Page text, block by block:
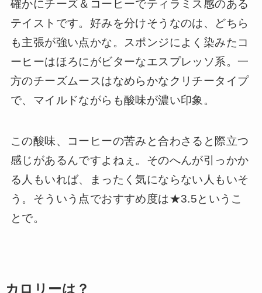
確かにチーズ＆コーヒーでティラミス感のある
テイストです。好みを分けそうなのは、どちら
も主張が強い点かな。スポンジによく染みたコ
ーヒーはほろにがビターなエスプレッソ系。一
方のチーズムースはなめらかなクリチータイプ
で、マイルドながらも酸味が濃い印象。
この酸味、コーヒーの苦みと合わさると際立つ
感じがあるんですよねぇ。そのへんが引っかか
る人もいれば、まったく気にならない人もいそ
う。そういう点でおすすめ度は★3.5というこ
とで。
カロリーは？